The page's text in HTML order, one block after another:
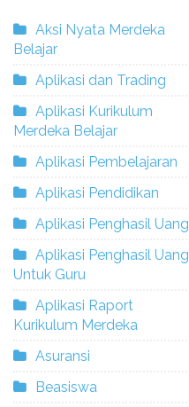
Aksi Nyata Merdeka
Belajar
Aplikasi dan Trading
Aplikasi Kurikulum
Merdeka Belajar
Aplikasi Pembelajaran
Aplikasi Pendidikan
Aplikasi Penghasil Uang
Aplikasi Penghasil Uang
Untuk Guru
Aplikasi Raport
Kurikulum Merdeka
Asuransi
Beasiswa